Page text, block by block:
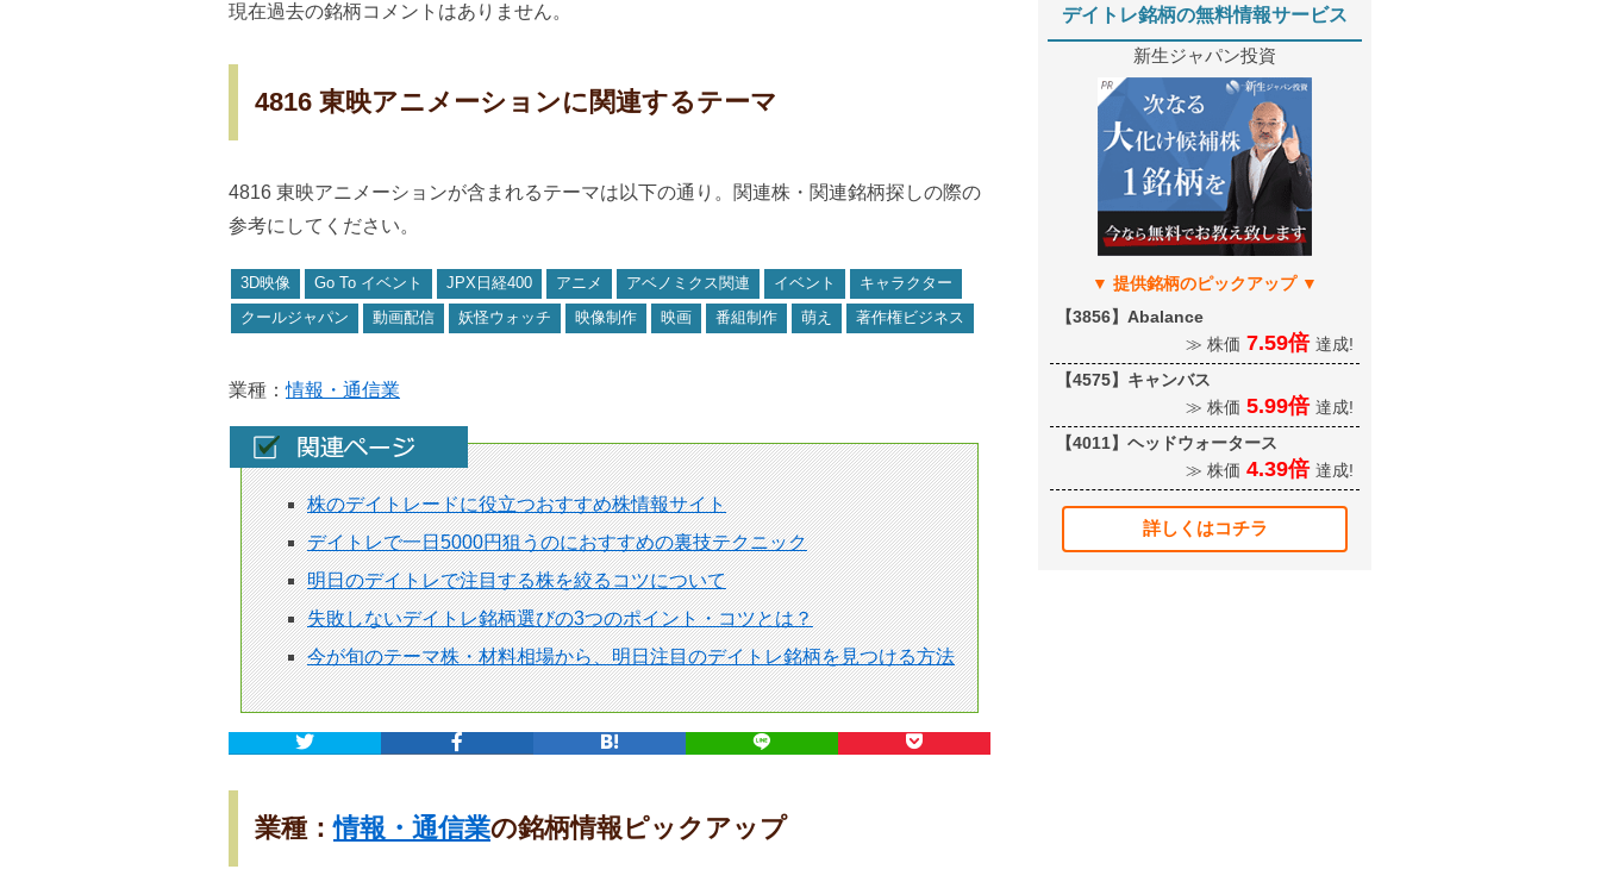
現在過去の銘柄コメントはありません。
4816 東映アニメーションに関連するテーマ
4816 東映アニメーションが含まれるテーマは以下の通り。関連株・関連銘柄探しの際の
参考にしてください。
3D映像 Go To イベント JPX日経400 アニメ アベノミクス関連 イベント
キャラクター
クールジャパン
動画配信 妖怪ウォッチ 映像制作 映画 番組制作 萌え 著作権ビジネス
業種：情報・通信業
株のデイトレードに役立つおすすめ株情報サイト
デイトレで一日5000円狙うのにおすすめの裏技テクニック
明日のデイトレで注目する株を絞るコツについて
失敗しないデイトレ銘柄選びの3つのポイント・コツとは？
今が旬のテーマ株・材料相場から、明日注目のデイトレ銘柄を見つける方法
業種：情報・通信業の銘柄情報ピックアップ
デイトレ銘柄の無料情報サービス
新生ジャパン投資
【3856】Abalance
≫ 株価 7.59倍 達成!
【4575】キャンバス
≫ 株価 5.99倍 達成!
【4011】ヘッドウォータース
≫ 株価 4.39倍 達成!
詳しくはコチラ